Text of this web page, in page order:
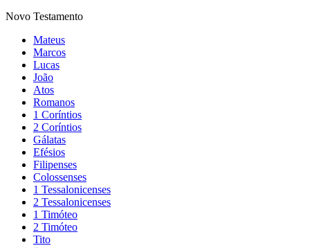
Novo Testamento
Mateus
Marcos
Lucas
João
Atos
Romanos
1 Coríntios
2 Coríntios
Gálatas
Efésios
Filipenses
Colossenses
1 Tessalonicenses
2 Tessalonicenses
1 Timóteo
2 Timóteo
Tito